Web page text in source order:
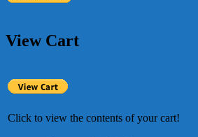
View Cart
Click to view the contents of your cart!